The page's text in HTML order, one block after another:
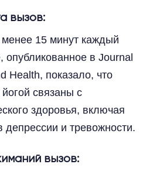
вызов:
менее 15 минут каждый
опубликованное в Journal
Health, показало, что
связаны с
здоровья, включая
и тревожности.
вызов: